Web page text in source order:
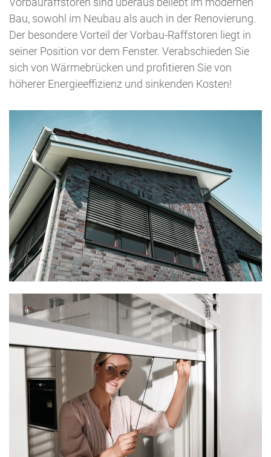
Bau, sowohl im Neubau als auch in der Renovierung.
Der besondere Vorteil der Vorbau-Raffstoren liegt in
seiner Position vor dem Fenster. Verabschieden Sie
sich von Wärmebrücken und profitieren Sie von
höherer Energieeffizienz und sinkenden Kosten!